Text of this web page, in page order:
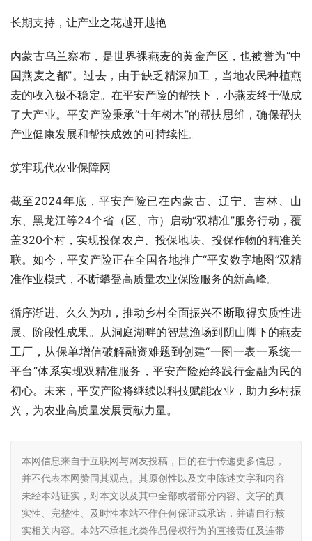
长期支持，让产业之花越开越艳
内蒙古乌兰察布，是世界裸燕麦的黄金产区，也被誉为“中
国燕麦之都”。过去，由于缺乏精深加工，当地农民种植燕
麦的收入极不稳定。在平安产险的帮扶下，小燕麦终于做成
了大产业。平安产险秉承“十年树木”的帮扶思维，确保帮扶
产业健康发展和帮扶成效的可持续性。
筑牢现代农业保障网
截至2024年底，平安产险已在内蒙古、辽宁、吉林、山
东、黑龙江等24个省（区、市）启动“双精准”服务行动，覆
盖320个村，实现投保农户、投保地块、投保作物的精准关
联。如今，平安产险正在全国各地推广“平安数字地图”双精
准作业模式，不断攀登高质量农业保险服务的新高峰。
循序渐进、久久为功，推动乡村全面振兴不断取得实质性进
展、阶段性成果。从洞庭湖畔的智慧渔场到阴山脚下的燕麦
工厂，从保单增信破解融资难题到创建“一图一表一系统一
平台”体系实现双精准服务，平安产险始终践行金融为民的
初心。未来，平安产险将继续以科技赋能农业，助力乡村振
兴，为农业高质量发展贡献力量。
本网信息来自于互联网与网友投稿，目的在于传递更多信息，
并不代表本网赞同其观点。其原创性以及文中陈述文字和内容
未经本站证实，对本文以及其中全部或者部分内容、文字的真
实性、完整性、及时性本站不作任何保证或承诺，并请自行核
实相关内容。本站不承担此类作品侵权行为的直接责任及连带